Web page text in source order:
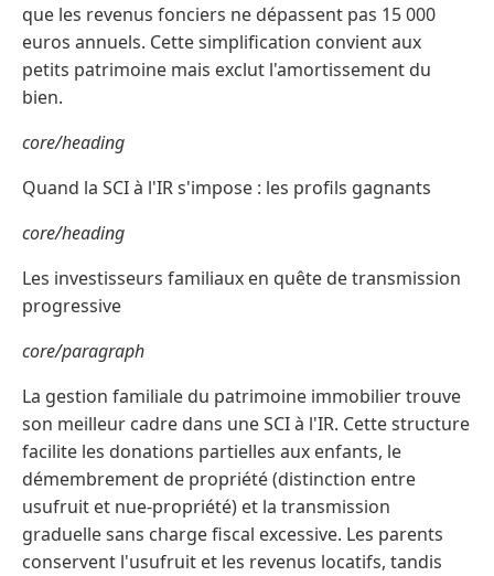
que les revenus fonciers ne dépassent pas 15 000
euros annuels. Cette simplification convient aux
petits patrimoine mais exclut l'amortissement du
bien.
core/heading
Quand la SCI à l'IR s'impose : les profils gagnants
core/heading
Les investisseurs familiaux en quête de transmission
progressive
core/paragraph
La gestion familiale du patrimoine immobilier trouve
son meilleur cadre dans une SCI à l'IR. Cette structure
facilite les donations partielles aux enfants, le
démembrement de propriété (distinction entre
usufruit et nue-propriété) et la transmission
graduelle sans charge fiscal excessive. Les parents
conservent l'usufruit et les revenus locatifs, tandis